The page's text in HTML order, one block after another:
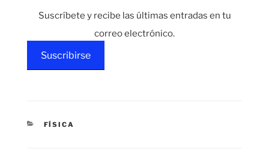
cierta masa (m) tiene
energía…
Suscríbete y recibe las últimas entradas en tu
correo electrónico.
Suscribirse
CATEGORÍAS
FÍSICA